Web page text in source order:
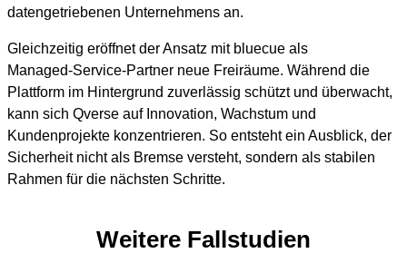
datengetriebenen Unternehmens an.
Gleichzeitig eröffnet der Ansatz mit bluecue als
Managed‑Service‑Partner neue Freiräume. Während die
Plattform im Hintergrund zuverlässig schützt und überwacht,
kann sich Qverse auf Innovation, Wachstum und
Kundenprojekte konzentrieren. So entsteht ein Ausblick, der
Sicherheit nicht als Bremse versteht, sondern als stabilen
Rahmen für die nächsten Schritte.
Weitere Fallstudien